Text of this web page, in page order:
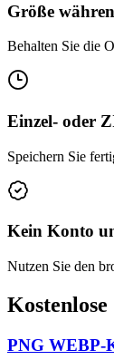
Größe
Behalten Sie die
Einzel- oder
Speichern Sie
Kein Konto
Nutzen Sie den
PNG WEBP-